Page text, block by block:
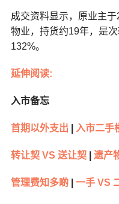
成交资料显示，原业主
物业，持货约19年，是
132%。
延伸阅读:
入市备忘
首期以外支出 入市二手
转让契 VS 送让契| 遗产
管理费知多啲| 一手 VS